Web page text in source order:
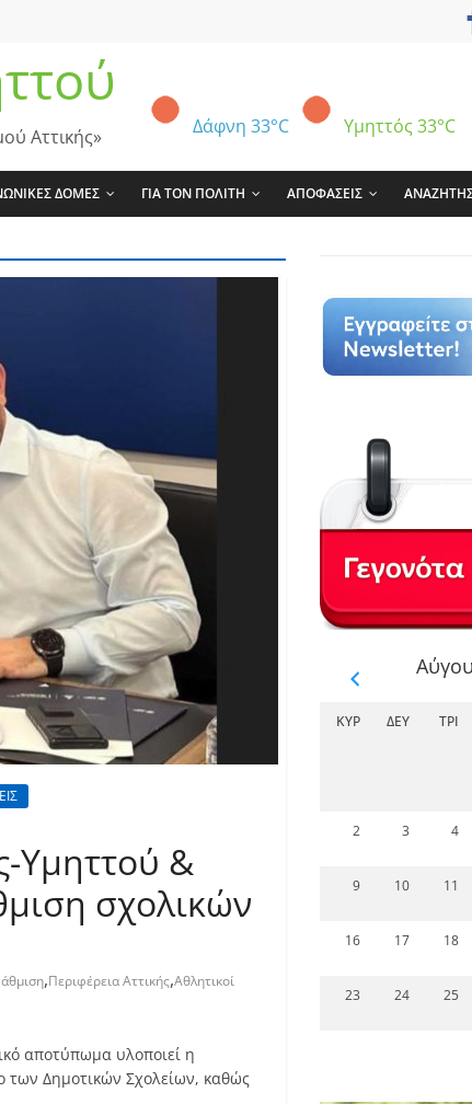
Δάφνη 33°C Υμηττός 33°C
Αττικής»
ΔΟΜΕΣ ΓΙΑ ΤΟΝ ΠΟΛΙΤΗ ΑΠΟΦΑΣΕΙΣ
Υμηττού &
σχολικών
,Περιφέρεια Αττικής,Αθλητικοί
αποτύπωμα υλοποιεί η
των Δημοτικών Σχολείων, καθώς
ΚΥΡ ΔΕΥ ΤΡΊ
2 3 4
9 10 11
16 17 18
23 24 25